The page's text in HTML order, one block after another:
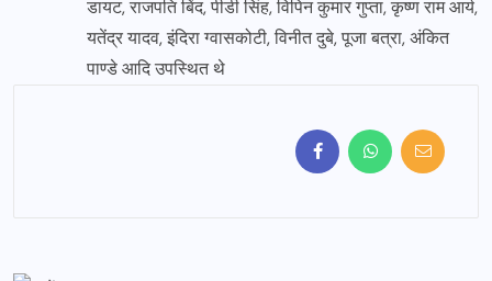
डायट, राजपति बिंद, पीडी सिंह, विपिन कुमार गुप्ता, कृष्ण राम आर्य,
यतेंद्र यादव, इंदिरा ग्वासकोटी, विनीत दुबे, पूजा बत्रा, अंकित
पाण्डे आदि उपस्थित थे